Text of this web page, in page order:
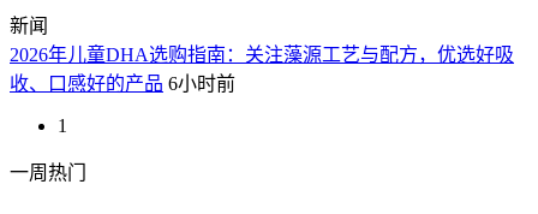
新闻
2026年儿童DHA选购指南：关注藻源工艺与配方，优选好吸
收、口感好的产品 6小时前
1
一周热门